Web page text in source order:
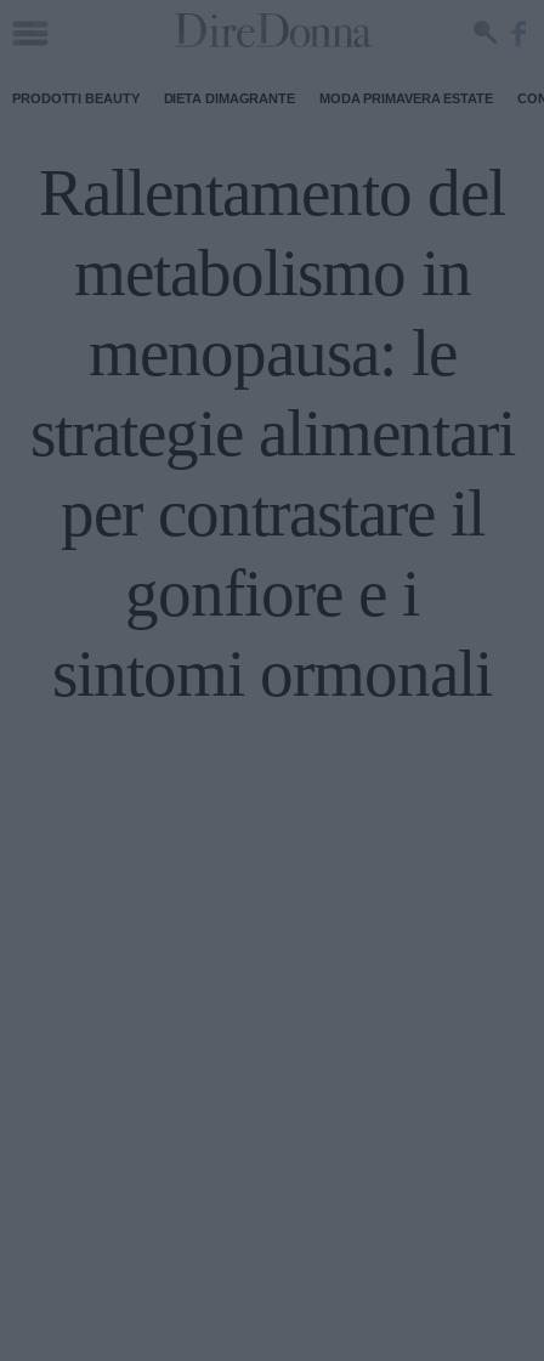
PRODOTTI BEAUTY DIETA DIMAGRANTE MODA PRIMAVERA ESTATE
Rallentamento del
metabolismo in
menopausa: le
strategie alimentari
per contrastare il
gonfiore e i
sintomi ormonali